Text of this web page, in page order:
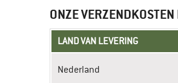
ONZE VERZENDKOSTEN
LAND VAN LEVERING
Nederland